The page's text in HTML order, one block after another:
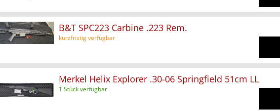
B&T SPC223 Carbine .223 Rem.
kurzfristig verfügbar
Merkel Helix Explorer .30-06 Springfield 51cm LL
1 Stück verfügbar